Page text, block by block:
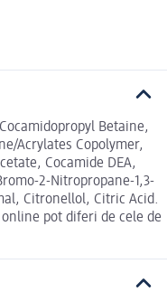
Betaine,
Acrylates Copolymer,
Cocamide DEA,
2-Nitropropane-1,3-
Citronellol, Citric Acid.
pot diferi de cele de